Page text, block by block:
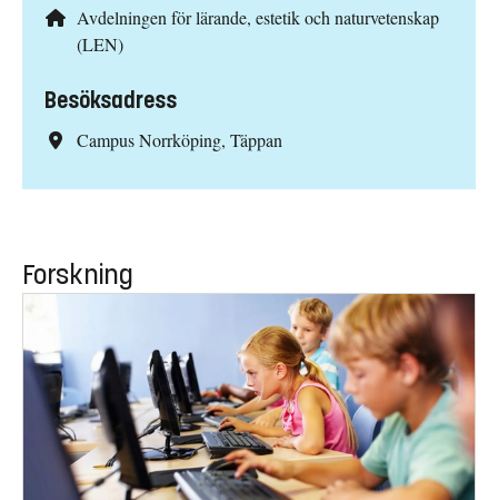
Avdelningen för lärande, estetik och naturvetenskap
(LEN)
Besöksadress
Campus Norrköping, Täppan
Forskning